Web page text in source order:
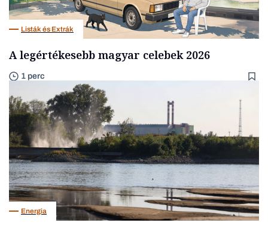
Listák és Extrák
A legértékesebb magyar celebek 2026
1 perc
Energia